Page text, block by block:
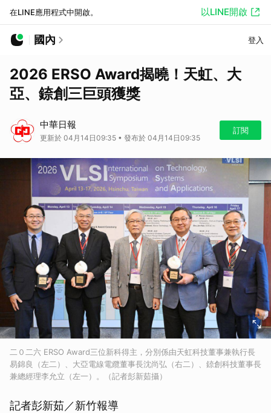
在LINE應用程式中開啟。 以LINE開啟
國內 登入
2026 ERSO Award揭曉！天虹、大
亞、錼創三巨頭獲獎
中華日報
更新於 04月14日09:35 • 發布於 04月14日09:35
訂閱
二０二六 ERSO Award三位新科得主，分別係由天虹科技董事兼執行長
易錦良（左二）、大亞電線電纜董事長沈尚弘（右二）、錼創科技董事長
兼總經理李允立（左一）。（記者彭新茹攝）
記者彭新茹／新竹報導